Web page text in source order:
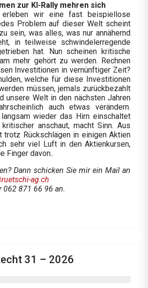
zur KI-Rally mehren sich
erleben wir eine fast beispiellose
Problem auf dieser Welt scheint
sein, was alles, was nur annähernd
in teilweise schwindelerregende
hat. Nun scheinen kritische
mehr gehört zu werden. Rechnen
Investitionen in vernünftiger Zeit?
welche für diese Investitionen
müssen, jemals zurückbezahlt
unsere Welt in den nächsten Jahren
auch etwas verändern.
wieder das Hirn einschaltet
anschaut, macht Sinn. Aus
trotz Rückschlägen in einigen Aktien
sehr viel Luft in den Aktienkursen,
Finger davon..
Dann schicken Sie mir ein Mail an
ag.ch
062 871 66 96 an.
31 – 2026